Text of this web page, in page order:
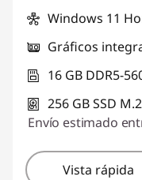
Windows 11
Gráficos
16 GB DDR5-
256 GB SSD
Envío estimado
Vista rápida